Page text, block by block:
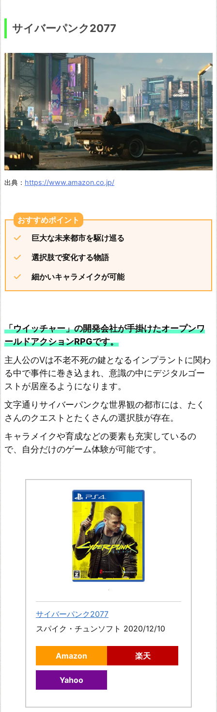
サイバーパンク2077
出典： https://www.amazon.co.jp/
巨大な未来都市を駆け巡る
選択肢で変化する物語
細かいキャラメイクが可能
「ウイッチャー」の開発会社が手掛けたオープンワ
ールドアクションRPGです。
主人公のVは不老不死の鍵となるインプラントに関わ
る中で事件に巻き込まれ、意識の中にデジタルゴー
ストが居座るようになります。
文字通りサイバーパンクな世界観の都市には、たく
さんのクエストとたくさんの選択肢が存在。
キャラメイクや育成などの要素も充実しているの
で、自分だけのゲーム体験が可能です。
サイバーパンク2077
スパイク・チュンソフト 2020/12/10
Amazon 楽天
Yahoo